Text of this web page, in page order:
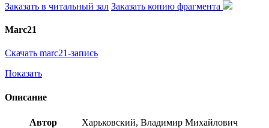
Заказать в читальный зал Заказать копию фрагмента
Marc21
Скачать marc21-запись
Показать
Описание
Автор Харьковский, Владимир Михайлович